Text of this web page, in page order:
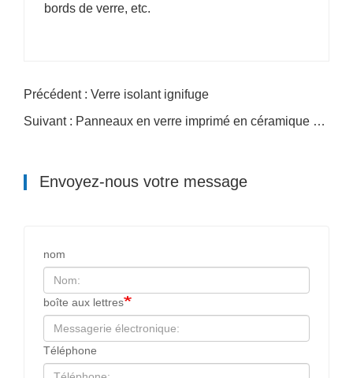
bords de verre, etc.
Précédent : Verre isolant ignifuge
Suivant : Panneaux en verre imprimé en céramique personnalisés
Envoyez-nous votre message
nom
boîte aux lettres
Téléphone